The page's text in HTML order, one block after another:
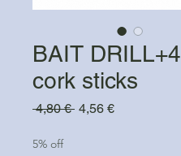
BAIT DRILL+4
cork sticks
4,80 € Redovna
4,56 €Cijena
5% off